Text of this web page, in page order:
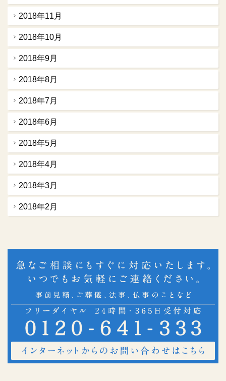
2018年11月
2018年10月
2018年9月
2018年8月
2018年7月
2018年6月
2018年5月
2018年4月
2018年3月
2018年2月